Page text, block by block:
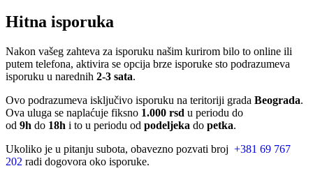
Hitna isporuka
Nakon vašeg zahteva za isporuku našim kurirom bilo to online ili
putem telefona, aktivira se opcija brze isporuke sto podrazumeva
isporuku u narednih 2-3 sata.
Ovo podrazumeva isključivo isporuku na teritoriji grada Beograda.
Ova uluga se naplaćuje fiksno 1.000 rsd u periodu do
od 9h do 18h i to u periodu od podeljeka do petka.
Ukoliko je u pitanju subota, obavezno pozvati broj +381 69 767
202 radi dogovora oko isporuke.